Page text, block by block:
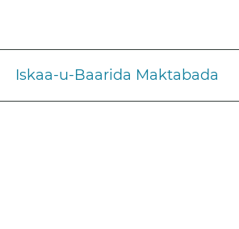
Iskaa-u-Baarida Maktabada